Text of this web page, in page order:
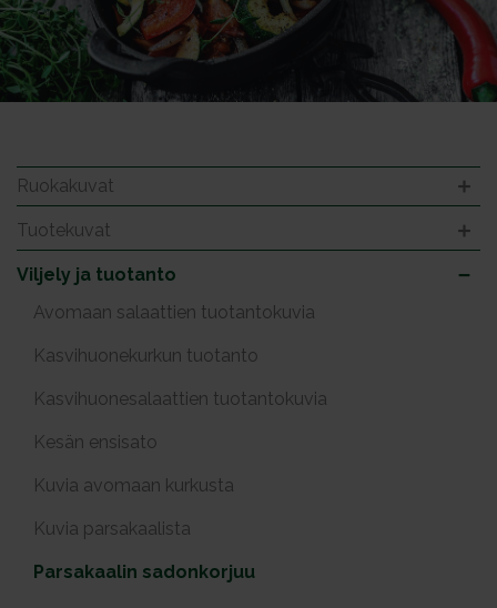
Ruokakuvat
Tuotekuvat
Viljely ja tuotanto
Avomaan salaattien tuotantokuvia
Kasvihuonekurkun tuotanto
Kasvihuonesalaattien tuotantokuvia
Kesän ensisato
Kuvia avomaan kurkusta
Kuvia parsakaalista
Parsakaalin sadonkorjuu